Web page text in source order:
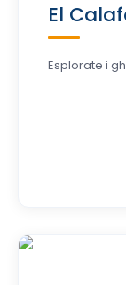
El
Esplorate i